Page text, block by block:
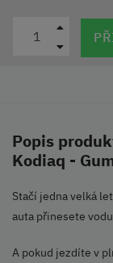
Popis
Kodiaq -
Stačí jedna velká
auta přinesete
A pokud jezdíte v